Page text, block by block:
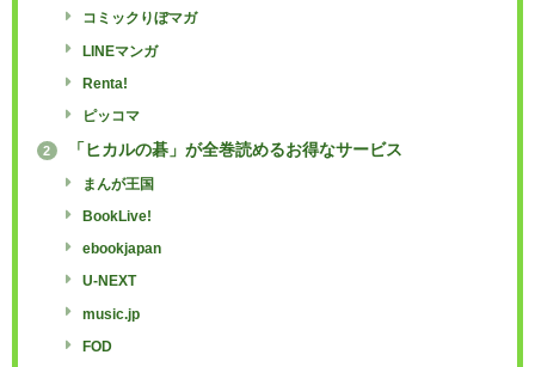
コミックりぼマガ
LINEマンガ
Renta!
ピッコマ
2 「ヒカルの碁」が全巻読めるお得なサービス
まんが王国
BookLive!
ebookjapan
U-NEXT
music.jp
FOD